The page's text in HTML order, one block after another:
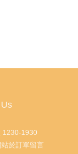
1230-1930
於訂單留言